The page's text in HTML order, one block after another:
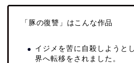
「豚の復讐」はこんな作品
イジメを苦に自殺しようと
界へ転移をされました。